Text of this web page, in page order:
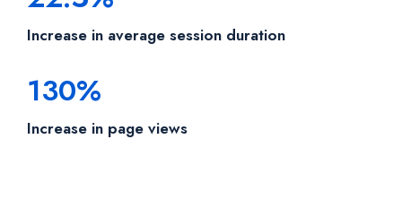
Increase in average session duration
130%
Increase in page views